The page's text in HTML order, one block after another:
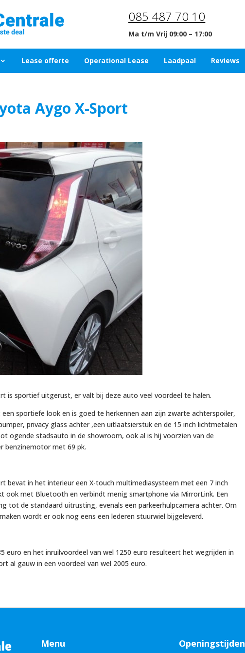
085 487 70 10
Ma t/m Vrij 09:00 – 17:00
Lease offerte Operational Lease Laadpaal Reviews
Aygo X-Sport
is sportief uitgerust, er valt bij deze auto veel voordeel te halen.
sportiefe look en is goed te herkennen aan zijn zwarte achterspoiler,
privacy glass achter ,een uitlaatsierstuk en de 15 inch lichtmetalen
ogende stadsauto in de showroom, ook al is hij voorzien van de
benzinemotor met 69 pk.
bevat in het interieur een X-touch multimediasysteem met een 7 inch
ook met Bluetooth en verbindt menig smartphone via MirrorLink. Een
tot de standaard uitrusting, evenals een parkeerhulpcamera achter. Om
wordt er ook nog eens een lederen stuurwiel bijgeleverd.
euro en het inruilvoordeel van wel 1250 euro resulteert het wegrijden in
al gauw in een voordeel van wel 2005 euro.
Menu Openingstijden